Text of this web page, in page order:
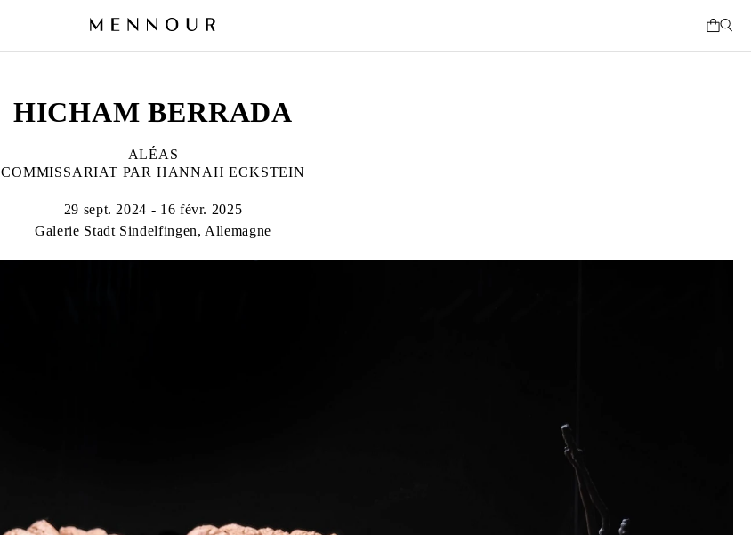
HICHAM BERRADA
ALÉAS
COMMISSARIAT PAR HANNAH ECKSTEIN
29 sept. 2024 - 16 févr. 2025
Galerie Stadt Sindelfingen, Allemagne